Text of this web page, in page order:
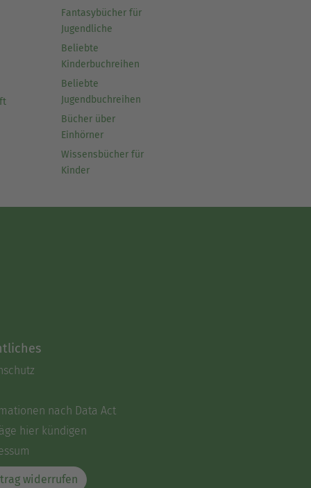
Fantasybücher für
Jugendliche
Beliebte
Kinderbuchreihen
Beliebte
Jugendbuchreihen
Bücher über
Einhörner
Wissensbücher für
Kinder
nach Data Act
hier kündigen
widerrufen